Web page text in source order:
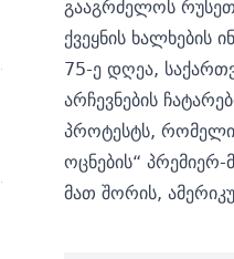
გააგრძელოს
ქვეყნის ხალხების
75-ე დღეა,
არჩევნების
პროტესტს,
ოცნების“
მათ შორის,